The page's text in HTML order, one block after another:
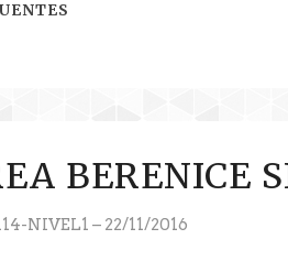
BERENICE
NIVEL1 – 22/11/2016